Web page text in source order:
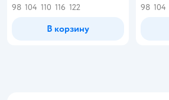
98 104 110 116 122
В корзину
98 104